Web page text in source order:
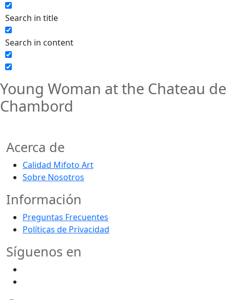
Search in title
Search in content
Young Woman at the Chateau de
Chambord
Acerca de
Calidad Mifoto Art
Sobre Nosotros
Información
Preguntas Frecuentes
Políticas de Privacidad
Síguenos en